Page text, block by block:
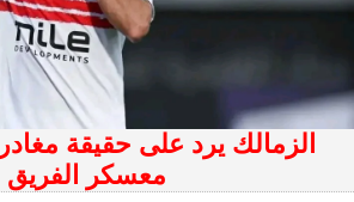
الزمالك يرد على حقيقة
معسكر الفريق